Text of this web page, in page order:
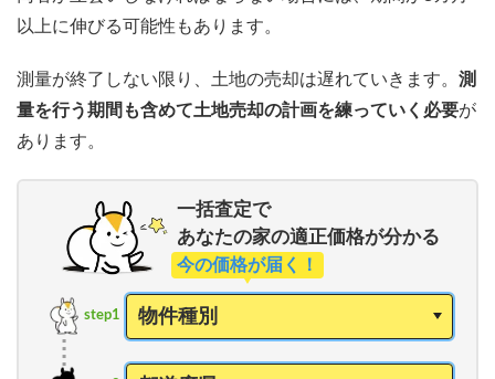
以上に伸びる可能性もあります。
測量が終了しない限り、土地の売却は遅れていきます。 測
量を行う期間も含めて土地売却の計画を練っていく必要が
あります。
一括査定で
あなたの家の適正価格が分かる
今の価格が届く！
step1